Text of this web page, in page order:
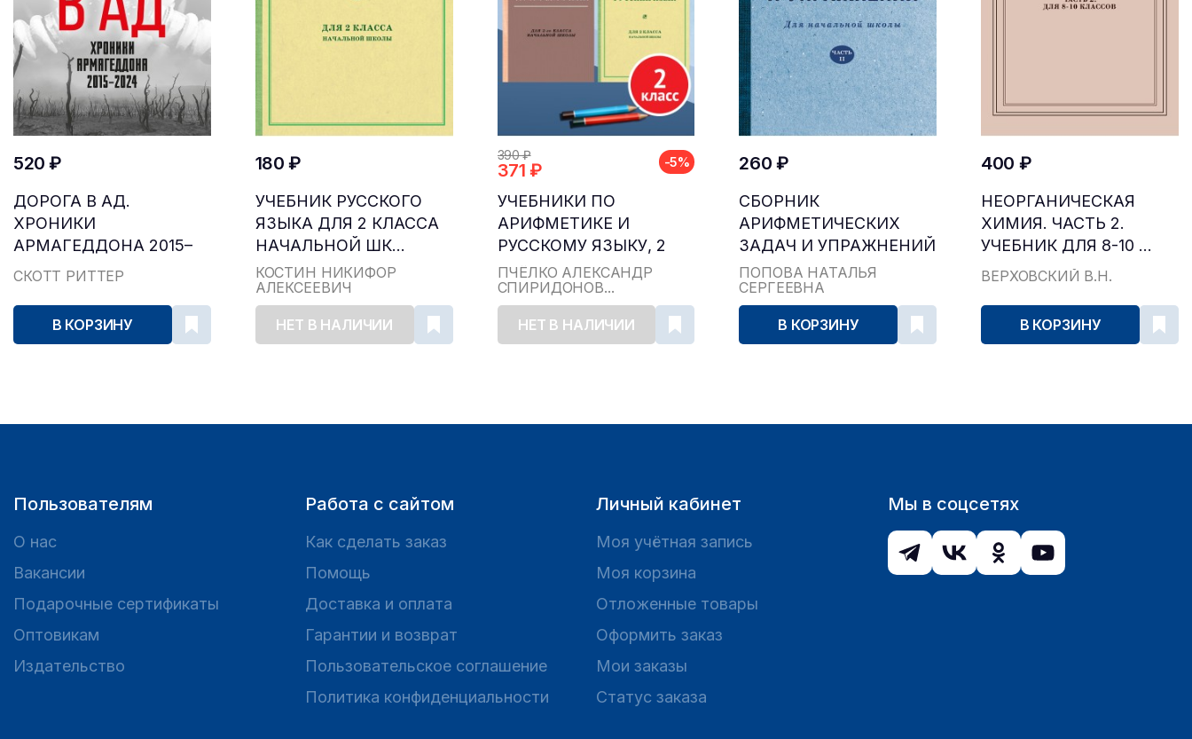
520 ₽
ДОРОГА В АД.
ХРОНИКИ
АРМАГЕДДОНА 2015–
2024
СКОТТ РИТТЕР
В КОРЗИНУ
180 ₽
УЧЕБНИК РУССКОГО
ЯЗЫКА ДЛЯ 2 КЛАССА
НАЧАЛЬНОЙ ШК...
КОСТИН НИКИФОР
АЛЕКСЕЕВИЧ
НЕТ В НАЛИЧИИ
390 ₽
371 ₽ -5%
УЧЕБНИКИ ПО
АРИФМЕТИКЕ И
РУССКОМУ ЯЗЫКУ, 2
КЛАСС...
ПЧЁЛКО АЛЕКСАНДР
СПИРИДОНОВ...
НЕТ В НАЛИЧИИ
260 ₽
СБОРНИК
АРИФМЕТИЧЕСКИХ
ЗАДАЧ И УПРАЖНЕНИЙ
ДЛЯ НА...
ПОПОВА НАТАЛЬЯ
СЕРГЕЕВНА
В КОРЗИНУ
400 ₽
НЕОРГАНИЧЕСКАЯ
ХИМИЯ. ЧАСТЬ 2.
УЧЕБНИК ДЛЯ 8-10 ...
ВЕРХОВСКИЙ В.Н.
В КОРЗИНУ
Пользователям
О нас
Вакансии
Подарочные сертификаты
Оптовикам
Издательство
Работа с сайтом
Как сделать заказ
Помощь
Доставка и оплата
Гарантии и возврат
Пользовательское соглашение
Политика конфиденциальности
Личный кабинет
Моя учётная запись
Моя корзина
Отложенные товары
Оформить заказ
Мои заказы
Статус заказа
Мы в соцсетях